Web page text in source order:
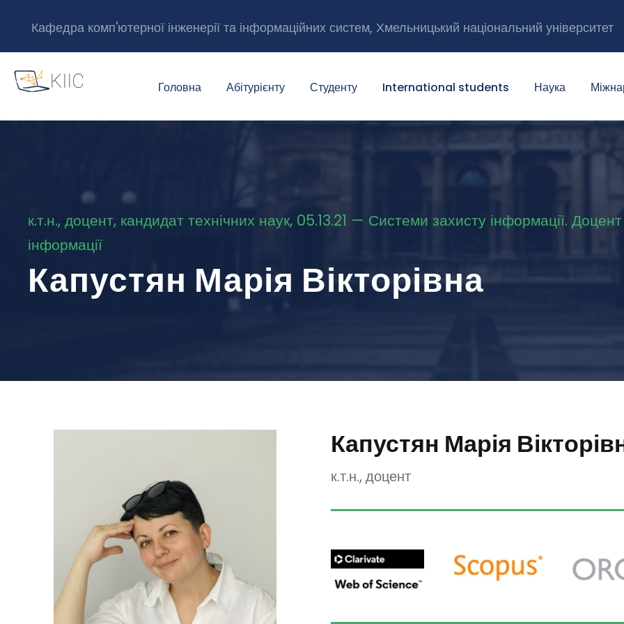
Кафедра комп'ютерної інженерії та інформаційних систем, Хмельницький національний університет
Головна Абітурієнту Студенту International students Наука
к.т.н., доцент, кандидат технічних наук, 05.13.21 — Системи захисту інформації.
інформації
Капустян Марія Вікторівна
Капустян Марія
к.т.н., доцент